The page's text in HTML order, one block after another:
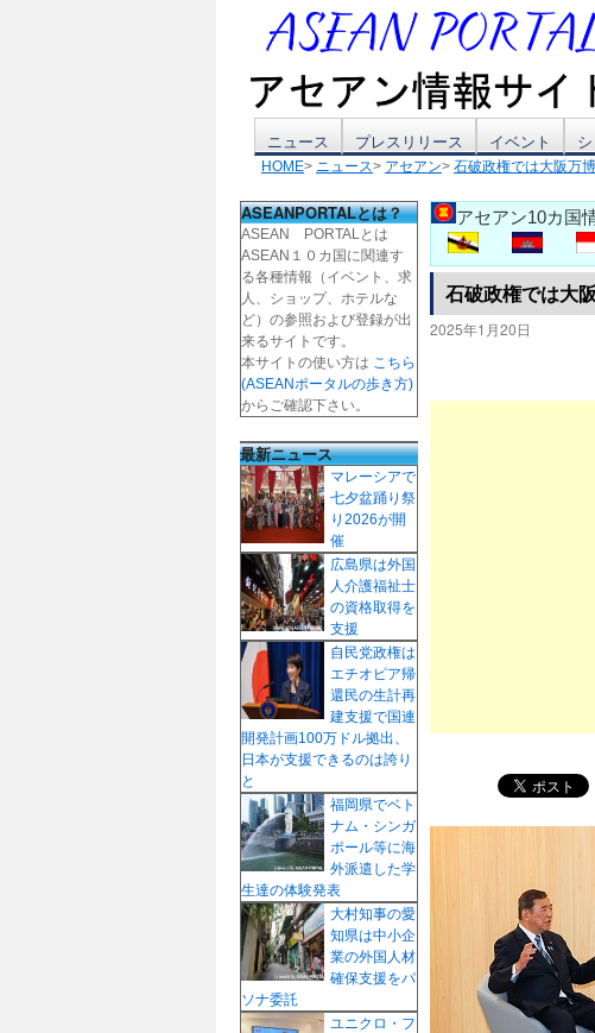
テ
ン
ツ
へ
ス
キ
ッ
プ
ニュース プレスリリース イベント
HOME> ニュース> アセアン> 石破政権では大阪万
アセアン10カ国
石破政権では大
2025年1月20日
ASEANPORTALとは？
ASEAN PORTALとは
ASEAN１０カ国に関連す
る各種情報（イベント、求
人、ショップ、ホテルな
ど）の参照および登録が出
来るサイトです。
本サイトの使い方は こちら
(ASEANポータルの歩き方)
からご確認下さい。
最新ニュース
マレーシアで
七夕盆踊り祭
り2026が開
催
広島県は外国
人介護福祉士
の資格取得を
支援
自民党政権は
エチオピア帰
還民の生計再
建支援で国連
開発計画100万ドル拠出、
日本が支援できるのは誇り
と
福岡県でベト
ナム・シンガ
ポール等に海
外派遣した学
生達の体験発表
大村知事の愛
知県は中小企
業の外国人材
確保支援をパ
ソナ委託
ユニクロ・フ